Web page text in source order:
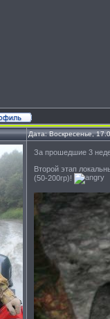
Дата: Воскресенье,
За прошедшие 3
Второй этап
(50-200гр)!